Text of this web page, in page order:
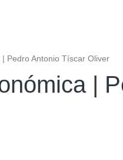
Pedro Antonio Tíscar Oliver
|